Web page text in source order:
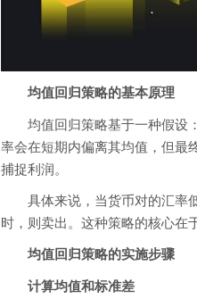
均值回归策略的基本原理
均值回归策略基于一种假设
率会在短期内偏离其均值，但最
捕捉利润。
具体来说，当货币对的汇率
时，则卖出。这种策略的核心在
均值回归策略的实施步骤
计算均值和标准差